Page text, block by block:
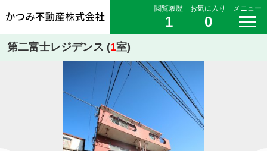
閲覧履歴
1
お気に入り
0
メニュー
第二富士レジデンス (1室)